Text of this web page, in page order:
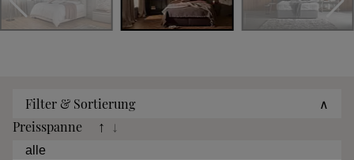
Filter & Sortierung
∧
Preisspanne
↑ ↓